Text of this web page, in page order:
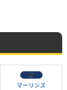
マーリンズ